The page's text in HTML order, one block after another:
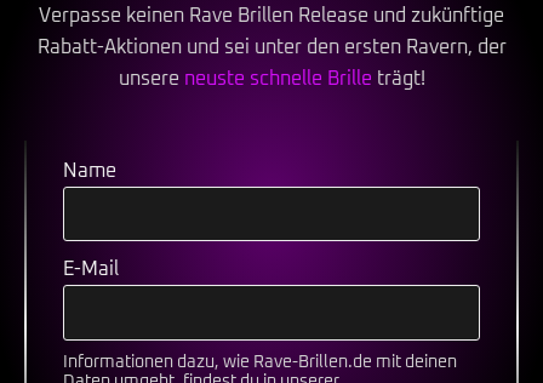
Verpasse keinen Rave Brillen Release und zukünftige
Rabatt-Aktionen und sei unter den ersten Ravern, der
unsere neuste schnelle Brille trägt!
Name
E-Mail
Informationen dazu, wie Rave-Brillen.de mit deinen